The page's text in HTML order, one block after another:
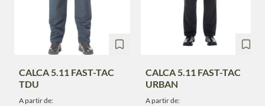
CALCA 5.11 FAST-TAC
TDU
A partir de:
CALCA 5.11 FAST-TAC
URBAN
A partir de: